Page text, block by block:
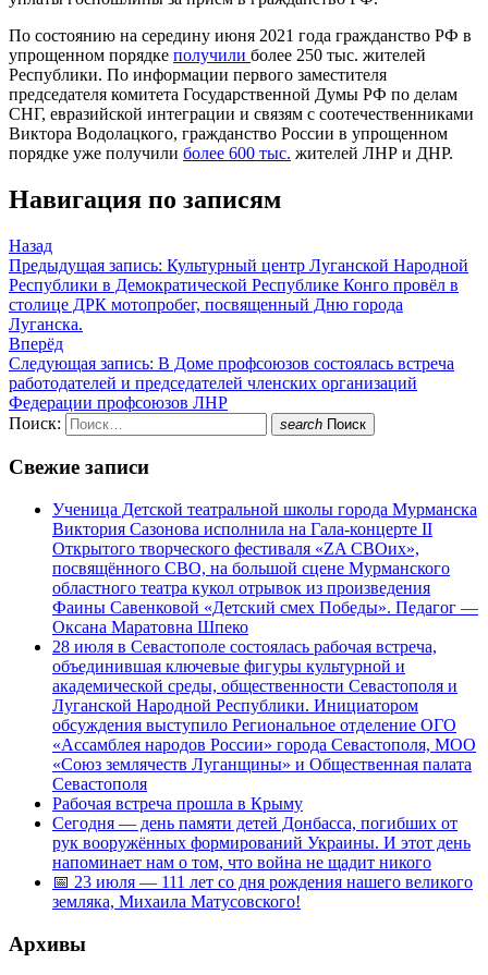
По состоянию на середину июня 2021 года гражданство РФ в
упрощенном порядке получили более 250 тыс. жителей
Республики. По информации первого заместителя
председателя комитета Государственной Думы РФ по делам
СНГ, евразийской интеграции и связям с соотечественниками
Виктора Водолацкого, гражданство России в упрощенном
порядке уже получили более 600 тыс. жителей ЛНР и ДНР.
Навигация по записям
Назад
Предыдущая запись: Культурный центр Луганской Народной
Республики в Демократической Республике Конго провёл в
столице ДРК мотопробег, посвященный Дню города
Луганска.
Вперёд
Следующая запись: В Доме профсоюзов состоялась встреча
работодателей и председателей членских организаций
Федерации профсоюзов ЛНР
Поиск:
search Поиск
Свежие записи
Ученица Детской театральной школы города Мурманска
Виктория Сазонова исполнила на Гала-концерте II
Открытого творческого фестиваля «ZA СВОих»,
посвящённого СВО, на большой сцене Мурманского
областного театра кукол отрывок из произведения
Фаины Савенковой «Детский смех Победы». Педагог —
Оксана Маратовна Шпеко
28 июля в Севастополе состоялась рабочая встреча,
объединившая ключевые фигуры культурной и
академической среды, общественности Севастополя и
Луганской Народной Республики. Инициатором
обсуждения выступило Региональное отделение ОГО
«Ассамблея народов России» города Севастополя, МОО
«Союз землячеств Луганщины» и Общественная палата
Севастополя
Рабочая встреча прошла в Крыму
Сегодня — день памяти детей Донбасса, погибших от
рук вооружённых формирований Украины. И этот день
напоминает нам о том, что война не щадит никого
📅 23 июля — 111 лет со дня рождения нашего великого
земляка, Михаила Матусовского!
Архивы